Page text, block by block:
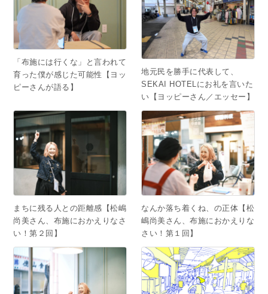
「布施には行くな」と言われて
育った僕が感じた可能性【ヨッ
ピーさんが語る】
地元民を勝手に代表して、
SEKAI HOTELにお礼を言いた
い【ヨッピーさん／エッセー】
まちに残る人との距離感【松嶋
尚美さん、布施におかえりなさ
い！第２回】
なんか落ち着くね、の正体【松
嶋尚美さん、布施におかえりな
さい！第１回】